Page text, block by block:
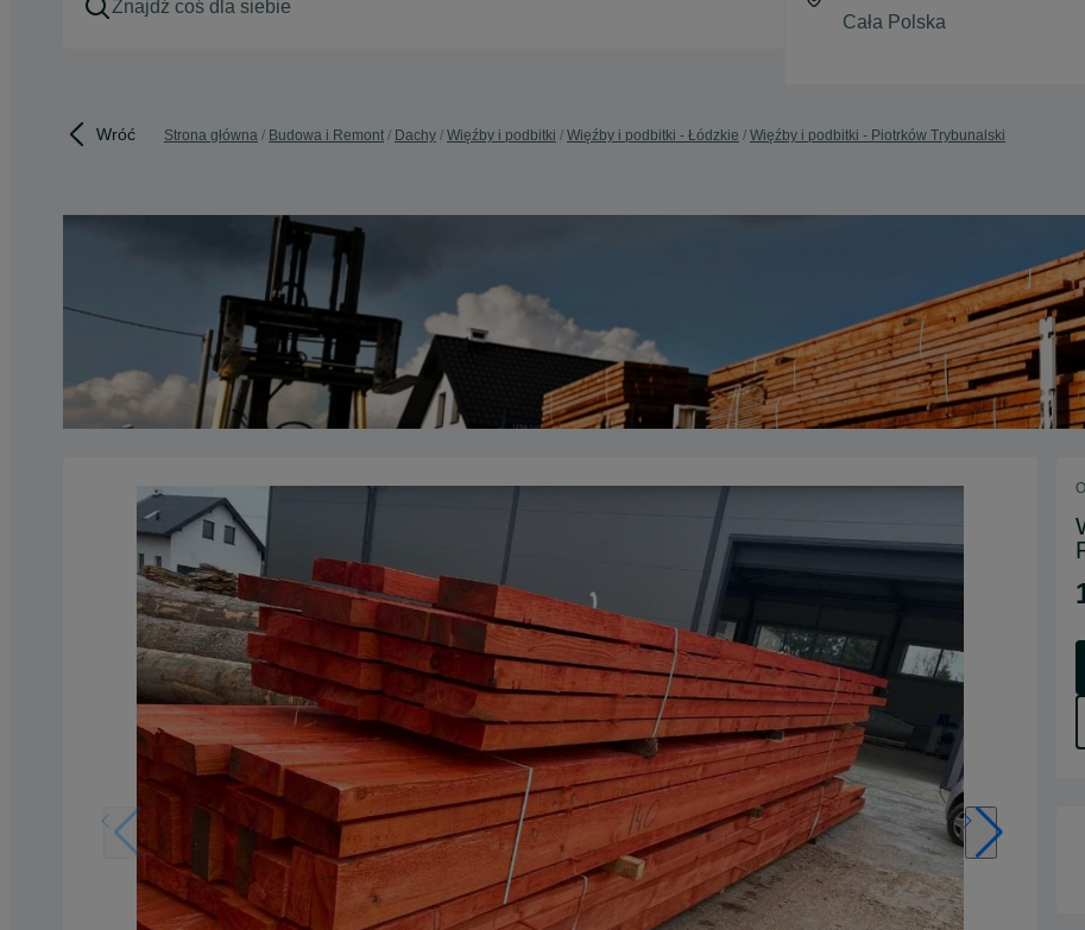
Wróć Strona główna Budowa i Remont Dachy Więźby i podbitki Więźby i podbitki - Łódzkie Więźby i podbitki - Piotrków Trybunalski